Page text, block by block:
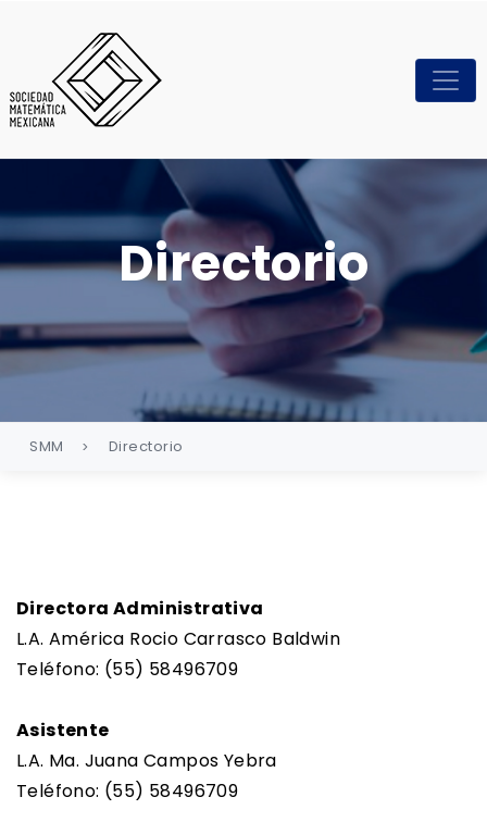
Directorio
SMM Directorio
Directora Administrativa
L.A. América Rocio Carrasco Baldwin
Teléfono: (55) 58496709
Asistente
L.A. Ma. Juana Campos Yebra
Teléfono: (55) 58496709